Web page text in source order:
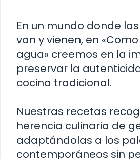
En un mundo donde
van y vienen, en
agua» creemos en la
preservar la
cocina tradicional.
Nuestras recetas
herencia culinaria de
adaptándolas a los
contemporáneos sin